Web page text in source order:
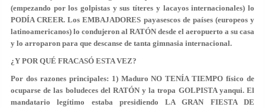
(empezando por los golpistas y sus títeres y lacayos internacionales) lo
PODÍA CREER. Los EMBAJADORES payasescos de países (europeos y
latinoamericanos) lo condujeron al RATÓN desde el aeropuerto a su casa
y lo arroparon para que descanse de tanta gimnasia internacional.
¿Y POR QUÉ FRACASÓ ESTA VEZ?
Por dos razones principales: 1) Maduro NO TENÍA TIEMPO físico de
ocuparse de las boludeces del RATÓN y la tropa GOLPISTA yanqui. El
mandatario legítimo estaba presidiendo LA GRAN FIESTA DE